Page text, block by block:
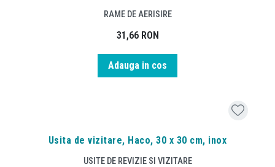
RAME DE AERISIRE
31,66 RON
Adauga in cos
Usita de vizitare, Haco, 30 x 30 cm, inox
USITE DE REVIZIE SI VIZITARE